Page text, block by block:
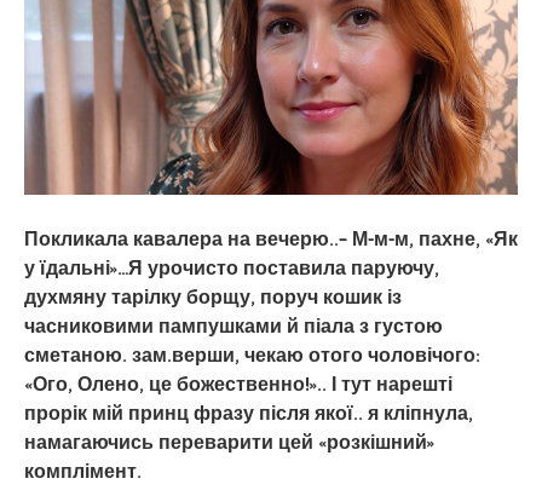
Покликала кавалера на вечерю..– М-м-м, пахне, «Як
у їдальні»…Я урочисто поставила паруючу,
духмяну тарілку борщу, поруч кошик із
часниковими пампушками й піала з густою
сметаною. зам.верши, чекаю отого чоловічого:
«Ого, Олено, це божественно!».. І тут нарешті
прорік мій принц фразу після якої.. я кліпнула,
намагаючись переварити цей «розкішний»
комплімент.